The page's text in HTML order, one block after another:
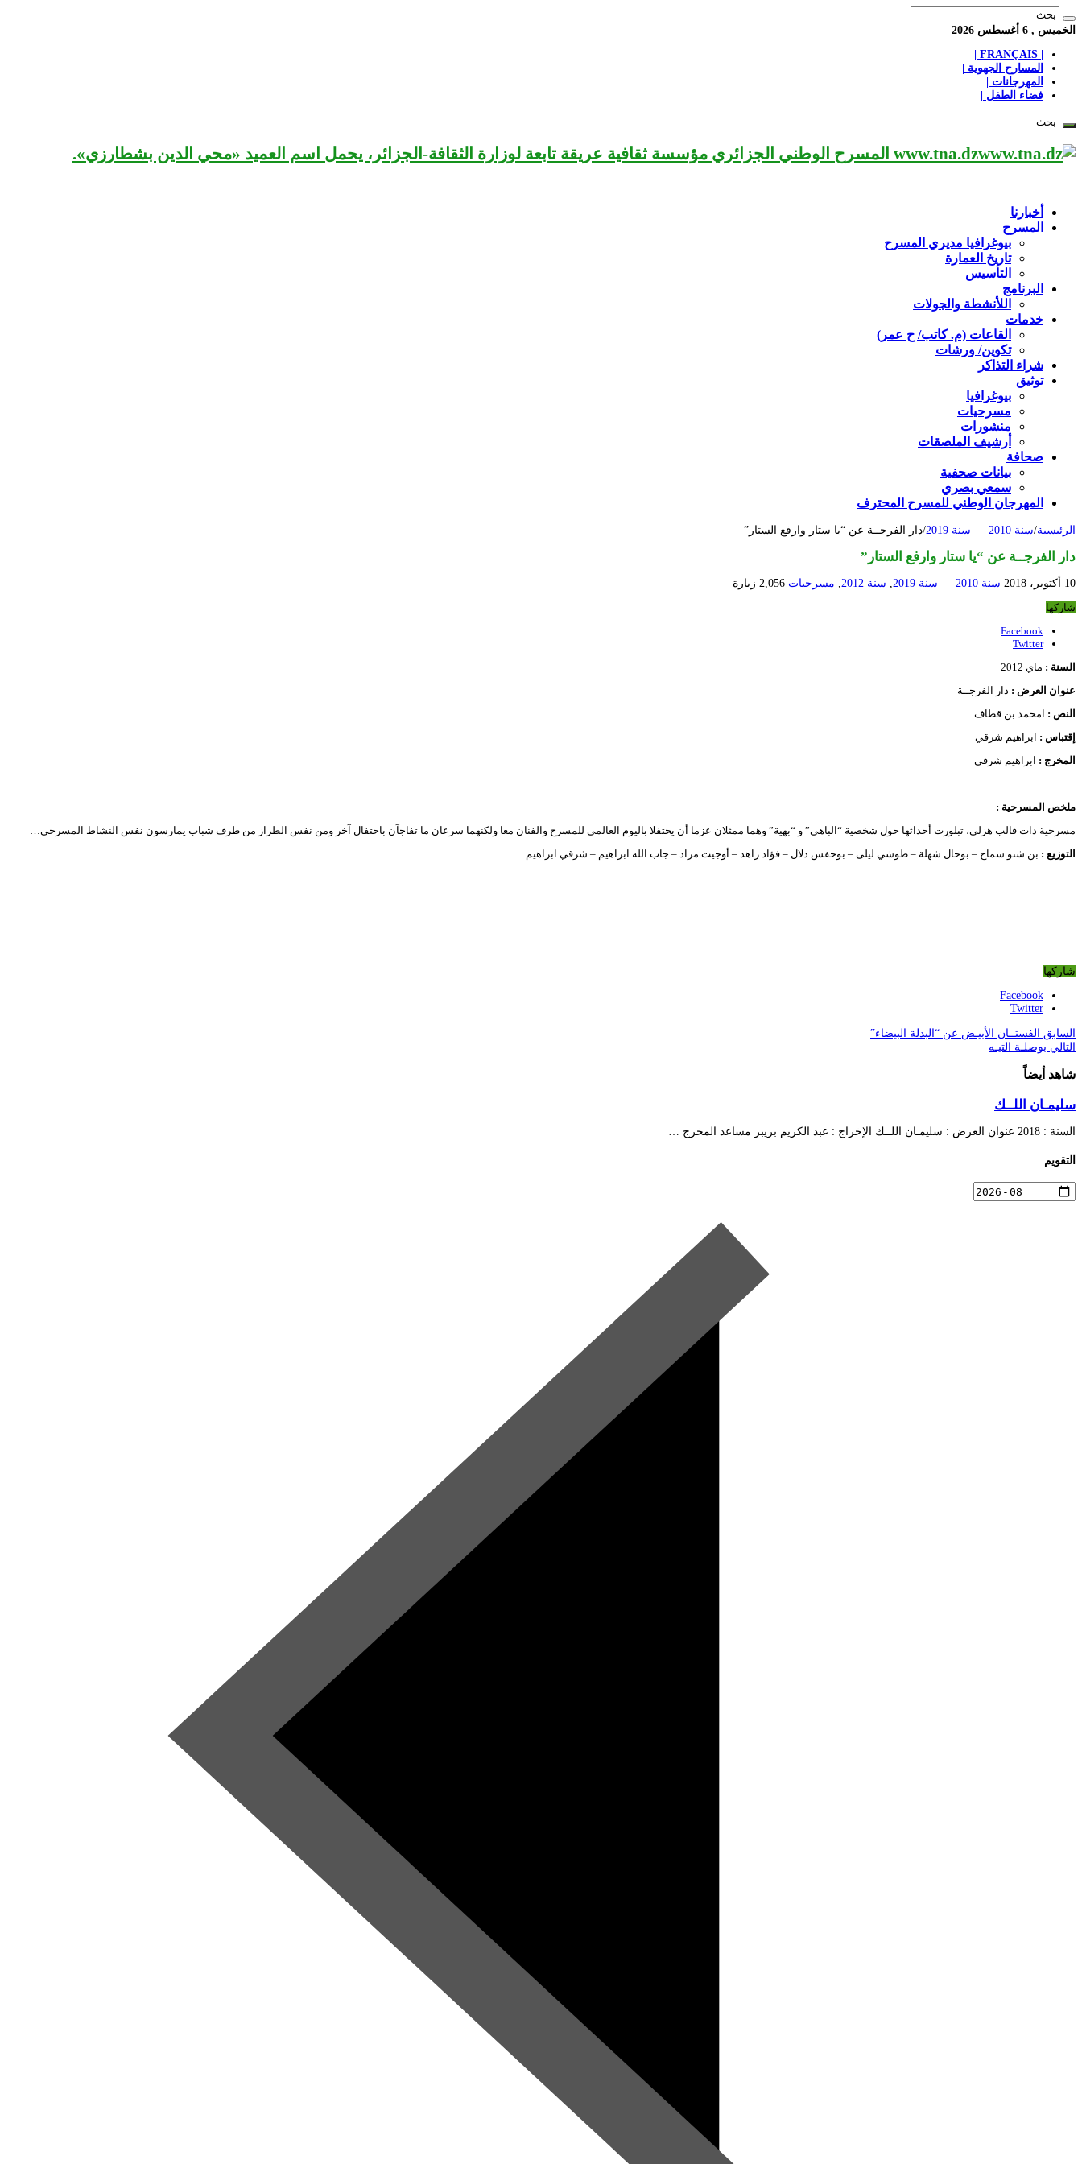
الخميس , 6 أغسطس 2026
المسارح الجهوية |
المهرجانات |
فضاء الطفل |
www.tna.dz المسرح الوطني الجزائري مؤسسة ثقافية عريقة تابعة لوزارة الثقافة-الجزائر، يحمل اسم العميد «محي الدين بشطارزي».
أخبارنا
المسرح
بيوغرافيا مديري المسرح
تاريخ العمارة
التأسيس
البرنامج
اللأنشطة والجولات
خدمات
القاعات (م. كاتب/ ح عمر)
تكوين/ ورشات
شراء التذاكر
توثيق
بيوغرافيا
مسرحيات
منشورات
أرشيف الملصقات
صحافة
بيانات صحفية
سمعي بصري
المهرجان الوطني للمسرح المحترف
الرئيسية/سنة 2010 — سنة 2019 /دار الفرجــة عن “يا ستار وارفع الستار”
دار الفرجــة عن “يا ستار وارفع الستار”
10 أكتوبر، 2018 سنة 2010 — سنة 2019 , سنة 2012 , مسرحيات 2,056 زيارة
شاركها
Facebook
Twitter
السنة : ماي 2012
عنوان العرض : دار الفرجــة
النص : امحمد بن قطاف
إقتباس : ابراهيم شرقي
المخرج : ابراهيم شرقي
ملخص المسرحية :
مسرحية ذات قالب هزلي، تبلورت أحداثها حول شخصية “الباهي” و “بهية” وهما ممثلان عزما أن يحتفلا باليوم العالمي للمسرح والفنان معا ولكنهما سرعان ما تفاجآن باحتفال آخر ومن نفس الطراز من طرف شباب يمارسون نفس النشاط المسرحي…
التوزيع : بن شتو سماح – بوحال شهلة – طوشي ليلى – بوحفس دلال – فؤاد زاهد – أوجيت مراد – جاب الله ابراهيم – شرقي ابراهيم.
شاركها
Facebook
Twitter
السابق الفستــان الأبيـض عن “البدلة البيضاء”
التالي بوصلـة التيـه
شاهد أيضاً
سليمـان اللــك
السنة : 2018 عنوان العرض : سليمـان اللــك الإخراج : عبد الكريم بريبر مساعد المخرج …
التقويم